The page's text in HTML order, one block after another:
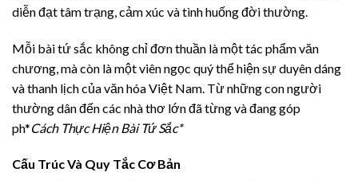
diễn đạt tâm trạng, cảm xúc và tình huống đời thường.
Mỗi bài tứ sắc không chỉ đơn thuần là một tác phẩm văn
chương, mà còn là một viên ngọc quý thể hiện sự duyên dáng
và thanh lịch của văn hóa Việt Nam. Từ những con người
thường dân đến các nhà thơ lớn đã từng và đang góp
ph*Cách Thực Hiện Bài Tứ Sắc*
Cấu Trúc Và Quy Tắc Cơ Bản